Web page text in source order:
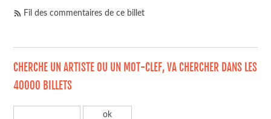
Fil des commentaires de ce billet
CHERCHE UN ARTISTE OU UN MOT-CLEF, VA CHERCHER DANS LES
40000 BILLETS